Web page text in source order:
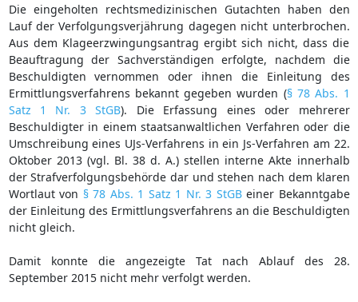
Die eingeholten rechtsmedizinischen Gutachten haben den
Lauf der Verfolgungsverjährung dagegen nicht unterbrochen.
Aus dem Klageerzwingungsantrag ergibt sich nicht, dass die
Beauftragung der Sachverständigen erfolgte, nachdem die
Beschuldigten vernommen oder ihnen die Einleitung des
Ermittlungsverfahrens bekannt gegeben wurden (§ 78 Abs. 1
Satz 1 Nr. 3 StGB). Die Erfassung eines oder mehrerer
Beschuldigter in einem staatsanwaltlichen Verfahren oder die
Umschreibung eines UJs-Verfahrens in ein Js-Verfahren am 22.
Oktober 2013 (vgl. Bl. 38 d. A.) stellen interne Akte innerhalb
der Strafverfolgungsbehörde dar und stehen nach dem klaren
Wortlaut von § 78 Abs. 1 Satz 1 Nr. 3 StGBeiner Bekanntgabe
der Einleitung des Ermittlungsverfahrens an die Beschuldigten
nicht gleich.
Damit konnte die angezeigte Tat nach Ablauf des 28.
September 2015 nicht mehr verfolgt werden.